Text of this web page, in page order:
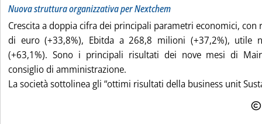
Nuova struttura organizzativa per Nextchem
Crescita a doppia cifra dei principali parametri economici,
di euro (+33,8%), Ebitda a 268,8 milioni (+37,2%), utile
(+63,1%). Sono i principali risultati dei nove mesi di
consiglio di amministrazione.
La società sottolinea gli “ottimi risultati della business unit